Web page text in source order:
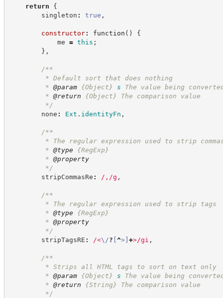
return
{
singleton : true ,
constructor: function ( )
{
me = this ;
} ,
/**
* Default sort that does nothing
* @param {Object} s
The value being
* @return {Object}
The comparison value
*/
none : Ext . identityFn ,
/**
* The regular expression used to strip
* @type
{RegExp}
* @property
*/
stripCommasRe : / , /g ,
/**
* The regular expression used to strip tags
* @type
{RegExp}
* @property
*/
stripTagsRE : /<\/? [^> ] +>/gi ,
/**
* Strips all HTML tags to sort on text only
* @param {Object} s
The value being
* @return {String}
The comparison value
*/